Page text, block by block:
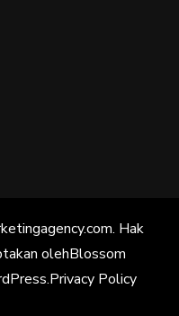
. Hak
olehBlossom
.Privacy Policy